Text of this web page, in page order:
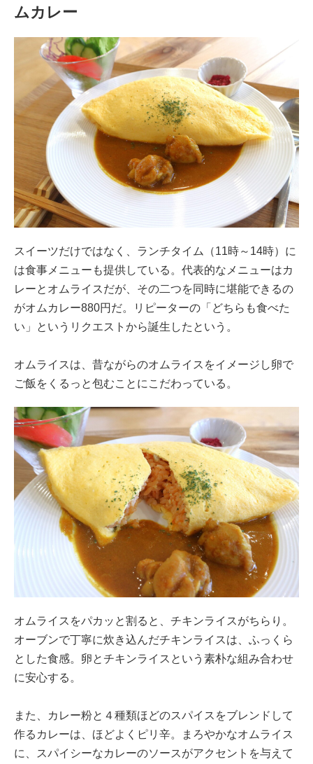
ムカレー
スイーツだけではなく、ランチタイム（11時～14時）に
は食事メニューも提供している。代表的なメニューはカ
レーとオムライスだが、その二つを同時に堪能できるの
がオムカレー880円だ。リピーターの「どちらも食べた
い」というリクエストから誕生したという。
オムライスは、昔ながらのオムライスをイメージし卵で
ご飯をくるっと包むことにこだわっている。
オムライスをパカッと割ると、チキンライスがちらり。
オーブンで丁寧に炊き込んだチキンライスは、ふっくら
とした食感。卵とチキンライスという素朴な組み合わせ
に安心する。
また、カレー粉と４種類ほどのスパイスをブレンドして
作るカレーは、ほどよくピリ辛。まろやかなオムライス
に、スパイシーなカレーのソースがアクセントを与えて